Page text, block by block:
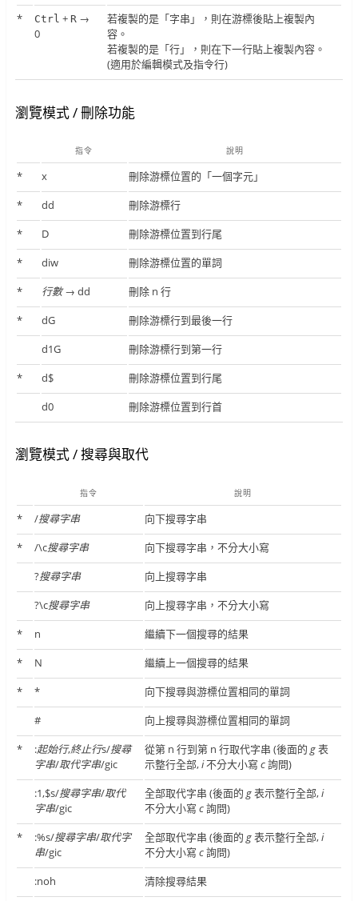
*
Ctrl + R→
0
若複製的是「字串」，則在游標後貼上複製內
容。
若複製的是「行」，則在下一行貼上複製內容。
(適用於編輯模式及指令行)
瀏覽模式 / 刪除功能
指令 說明
* x
刪除游標位置的「一個字元」
*
dd
刪除游標行
*
D
刪除游標位置到行尾
*
diw
刪除游標位置的單詞
*
行數→ dd
刪除 n 行
*
dG
刪除游標行到最後一行
d1G
刪除游標行到第一行
*
d$
刪除游標位置到行尾
d0
刪除游標位置到行首
瀏覽模式 / 搜尋與取代
指令 說明
* /搜尋字串
向下搜尋字串
*
/\c搜尋字串
向下搜尋字串，不分大小寫
?搜尋字串
向上搜尋字串
?\c搜尋字串
向上搜尋字串，不分大小寫
*
n
繼續下一個搜尋的結果
*
N
繼續上一個搜尋的結果
*
*
向下搜尋與游標位置相同的單詞
#
向上搜尋與游標位置相同的單詞
*
:起始行,終止行s/搜尋
字串/取代字串/gic
從第 n 行到第 n 行取代字串 (後面的 g表
示整行全部,i不分大小寫 c詢問)
:1,$s/搜尋字串/取代
字串/gic
全部取代字串 (後面的 g表示整行全部,i
不分大小寫 c詢問)
*
:%s/搜尋字串/取代字
串/gic
全部取代字串 (後面的 g表示整行全部,i
不分大小寫 c詢問)
:noh
清除搜尋結果